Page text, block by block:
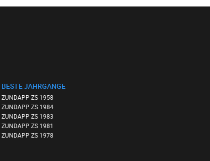
BESTE JAHRGÄNGE
ZUNDAPP ZS 1958
ZUNDAPP ZS 1984
ZUNDAPP ZS 1983
ZUNDAPP ZS 1981
ZUNDAPP ZS 1978